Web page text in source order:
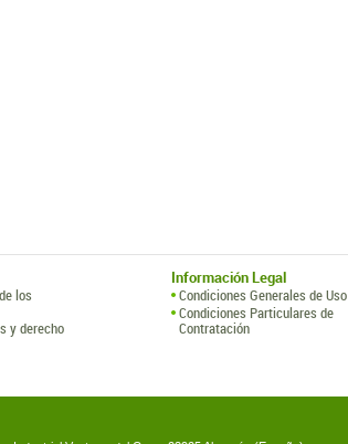
los
y derecho
Información Legal
Condiciones Generales de Uso
Condiciones Particulares de
Contratación